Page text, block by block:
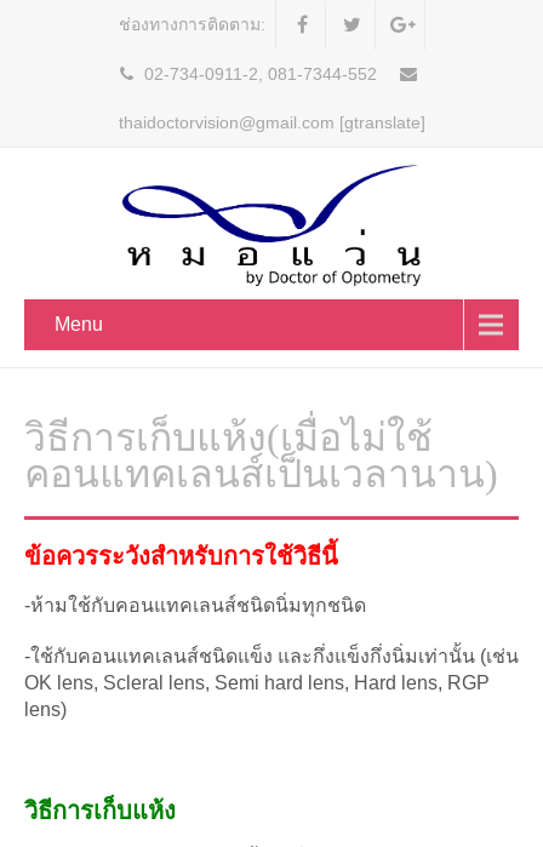
ช่องทางการติดตาม:
02-734-0911-2, 081-7344-552
thaidoctorvision@gmail.com [gtranslate]
Menu
วิธีการเก็บแห้ง(เมื่อไม่ใช้
คอนแทคเลนส์เป็นเวลานาน)
ข้อควรระวังสำหรับการใช้วิธีนี้
-ห้ามใช้กับคอนแทคเลนส์ชนิดนิ่มทุกชนิด
-ใช้กับคอนแทคเลนส์ชนิดแข็ง และกึ่งแข็งกึ่งนิ่มเท่านั้น (เช่น
OK lens, Scleral lens, Semi hard lens, Hard lens, RGP
lens)
วิธีการเก็บแห้ง